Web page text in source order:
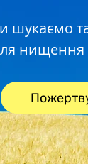
шукаємо
нищення